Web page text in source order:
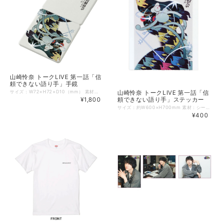
山崎怜奈 トークLIVE 第一話「信
頼できない語り手」手鏡
¥1,800
山崎怜奈 トークLIVE 第一話「信
頼できない語り手」ステッカー
¥400